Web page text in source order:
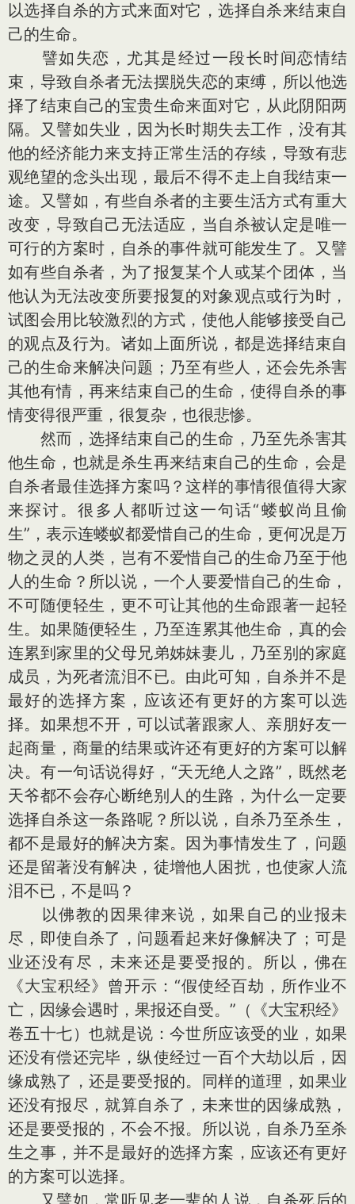
以选择自杀的方式来面对它，选择自杀来结束自
己的生命。
譬如失恋，尤其是经过一段长时间恋情结
束，导致自杀者无法摆脱失恋的束缚，所以他选
择了结束自己的宝贵生命来面对它，从此阴阳两
隔。又譬如失业，因为长时期失去工作，没有其
他的经济能力来支持正常生活的存续，导致有悲
观绝望的念头出现，最后不得不走上自我结束一
途。又譬如，有些自杀者的主要生活方式有重大
改变，导致自己无法适应，当自杀被认定是唯一
可行的方案时，自杀的事件就可能发生了。又譬
如有些自杀者，为了报复某个人或某个团体，当
他认为无法改变所要报复的对象观点或行为时，
试图会用比较激烈的方式，使他人能够接受自己
的观点及行为。诸如上面所说，都是选择结束自
己的生命来解决问题；乃至有些人，还会先杀害
其他有情，再来结束自己的生命，使得自杀的事
情变得很严重，很复杂，也很悲惨。
然而，选择结束自己的生命，乃至先杀害其
他生命，也就是杀生再来结束自己的生命，会是
自杀者最佳选择方案吗？这样的事情很值得大家
来探讨。很多人都听过这一句话“蝼蚁尚且偷
生”，表示连蝼蚁都爱惜自己的生命，更何况是万
物之灵的人类，岂有不爱惜自己的生命乃至于他
人的生命？所以说，一个人要爱惜自己的生命，
不可随便轻生，更不可让其他的生命跟著一起轻
生。如果随便轻生，乃至连累其他生命，真的会
连累到家里的父母兄弟姊妹妻儿，乃至别的家庭
成员，为死者流泪不已。由此可知，自杀并不是
最好的选择方案，应该还有更好的方案可以选
择。如果想不开，可以试著跟家人、亲朋好友一
起商量，商量的结果或许还有更好的方案可以解
决。有一句话说得好，“天无绝人之路”，既然老
天爷都不会存心断绝别人的生路，为什么一定要
选择自杀这一条路呢？所以说，自杀乃至杀生，
都不是最好的解决方案。因为事情发生了，问题
还是留著没有解决，徒增他人困扰，也使家人流
泪不已，不是吗？
以佛教的因果律来说，如果自己的业报未
尽，即使自杀了，问题看起来好像解决了；可是
业还没有尽，未来还是要受报的。所以，佛在
《大宝积经》曾开示：“假使经百劫，所作业不
亡，因缘会遇时，果报还自受。”（《大宝积经》
卷五十七）也就是说：今世所应该受的业，如果
还没有偿还完毕，纵使经过一百个大劫以后，因
缘成熟了，还是要受报的。同样的道理，如果业
还没有报尽，就算自杀了，未来世的因缘成熟，
还是要受报的，不会不报。所以说，自杀乃至杀
生之事，并不是最好的选择方案，应该还有更好
的方案可以选择。
又譬如，常听见老一辈的人说，自杀死后的